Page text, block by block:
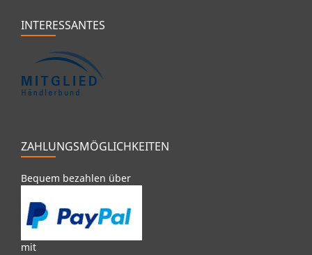
INTERESSANTES
ZAHLUNGSMÖGLICHKEITEN
Bequem bezahlen über
mit